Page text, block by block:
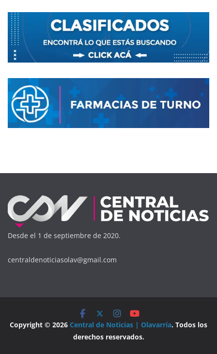
Desde el 1 de septiembre de 2020.
centraldenoticiasolav@gmail.com
Copyright © 2026 Central de Noticias | Olavarría. Todos los
derechos reservados.